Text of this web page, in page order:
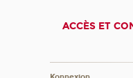
ACCÈS ET